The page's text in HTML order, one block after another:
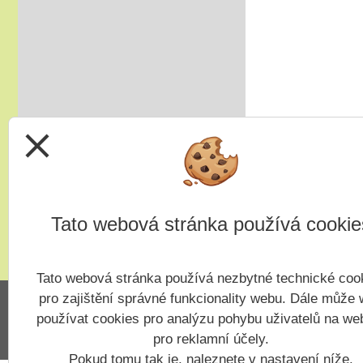
Veletrh vzdělávání/ veletrh
aneb "Kam na
Celoškolní setkání
zákonných zástupců s
pedagogy a školním
parlamentem
close
Tato webová stránka používá
Tato webová stránka používá nezbytné technické
pro zajištění správné funkcionality webu. Dále může
používat cookies pro analýzu pohybu uživatelů na
pro reklamní účely.
Pokud tomu tak je, naleznete v nastavení níže.